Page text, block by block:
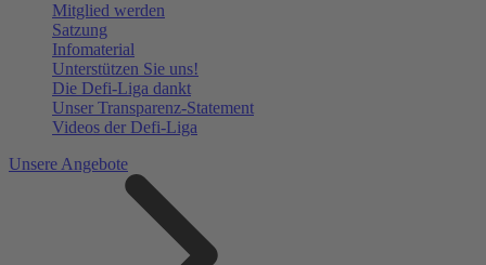
Mitglied werden
Satzung
Infomaterial
Unterstützen Sie uns!
Die Defi-Liga dankt
Unser Transparenz-Statement
Videos der Defi-Liga
Unsere Angebote